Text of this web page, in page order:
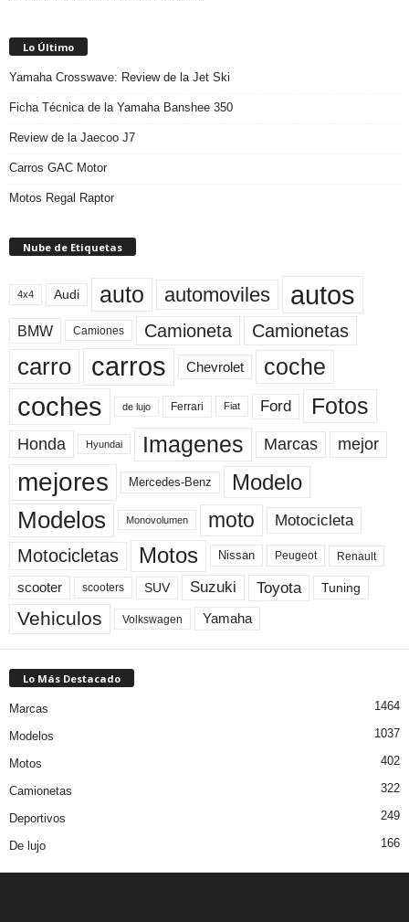
Lo Último
Yamaha Crosswave: Review de la Jet Ski
Ficha Técnica de la Yamaha Banshee 350
Review de la Jaecoo J7
Carros GAC Motor
Motos Regal Raptor
Nube de Etiquetas
4x4 Audi auto automoviles autos
BMW Camiones Camioneta Camionetas
carro carros Chevrolet coche
coches de lujo Ferrari Fiat Ford Fotos
Honda Hyundai Imagenes Marcas mejor
mejores Mercedes-Benz Modelo
Modelos Monovolumen moto Motocicleta
Motocicletas Motos Nissan Peugeot Renault
scooter scooters SUV Suzuki Toyota Tuning
Vehiculos Volkswagen Yamaha
Lo Más Destacado
Marcas 1464
Modelos 1037
Motos 402
Camionetas 322
Deportivos 249
De lujo 166